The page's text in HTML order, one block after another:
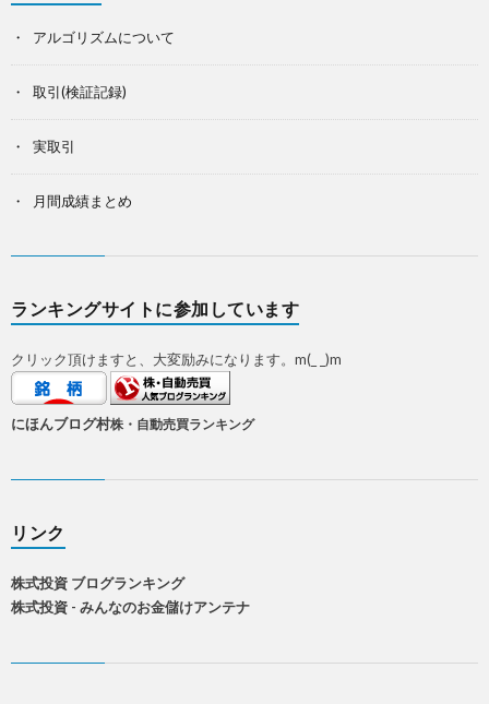
アルゴリズムについて
取引(検証記録)
実取引
月間成績まとめ
ランキングサイトに参加しています
クリック頂けますと、大変励みになります。m(_ _)m
にほんブログ村株・自動売買ランキング
リンク
株式投資 ブログランキング
株式投資 - みんなのお金儲けアンテナ